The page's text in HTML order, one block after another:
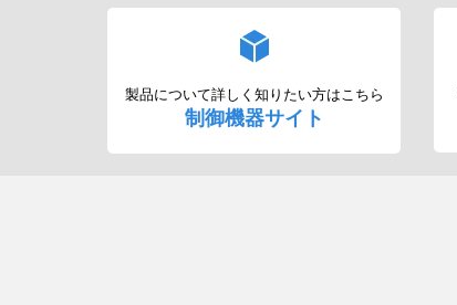
製品について詳しく知りたい方はこちら
制御機器サイト